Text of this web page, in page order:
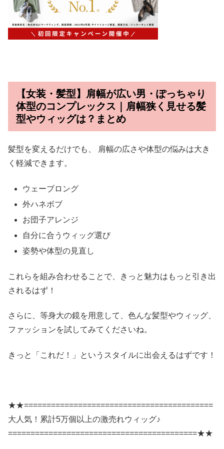
【女装・髪型】肩幅が広い男・ぽっちゃり
体型のコンプレックス｜肩幅狭く見せる髪
型やウィッグは？まとめ
髪型を変えるだけでも、 肩幅の広さや体型の悩みは大き
く軽減できます。
ウェーブロング
外ハネボブ
お団子アレンジ
自分に合うウィッグ選び
姿勢や体型の見直し
これらを組み合わせることで、きっと魅力はもっと引き出
されるはず！
さらに、等身大の鏡を用意して、色んな髪型やウィッグ、
ファッションを試してみてくださいね。
きっと「これだ！」というスタイルに出会えるはずです！
★★==========================================
大人気！累計5万個以上の激売れウィッグ♪
==========================================★★